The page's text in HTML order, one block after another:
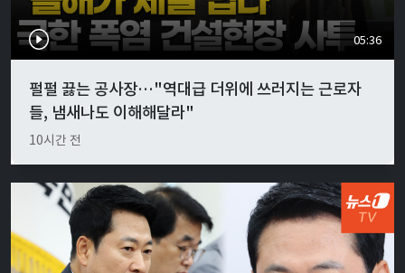
05:36
펄펄 끓는 공사장…"역대급 더위에 쓰러지는 근로자
들, 냄새나도 이해해달라"
10시간 전